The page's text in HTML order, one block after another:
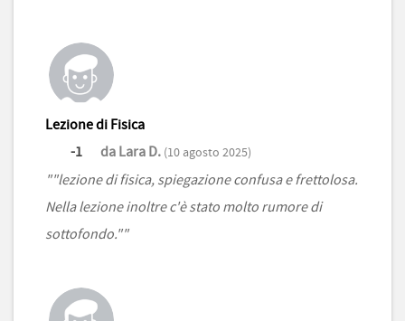
Lezione di Fisica
-1
da Lara D. (10 agosto 2025)
""lezione di fisica, spiegazione confusa e frettolosa.
Nella lezione inoltre c'è stato molto rumore di
sottofondo.""